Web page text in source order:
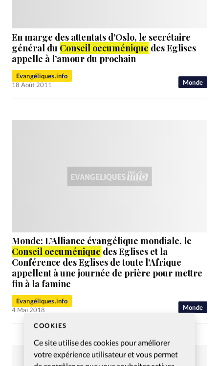
COOKIES
Ce site utilise des cookies pour améliorer
votre expérience utilisateur et vous permet
Monde
En marge des attentats d’Oslo, le secrétaire
général du Conseil oecuménique des Eglises
appelle à l’amour du prochain
Evangéliques.info
18 Août 2011
Monde
Monde: L’Alliance évangélique mondiale, le
Conseil oecuménique des Eglises et la
Conférence des Eglises de toute l’Afrique
appellent à une journée de prière pour mettre
fin à la famine
Evangéliques.info
4 Mai 2018